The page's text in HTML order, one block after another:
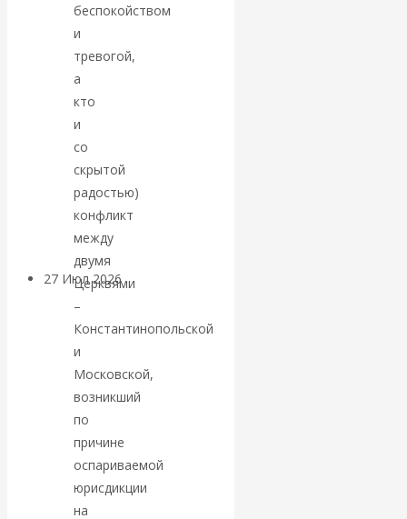
Валентин
Катасонов.
«Мировые
ростовщики»:
вчера и сегодня
27 Июл 2026Мировая
Валентин
КАтасонов.
«МЕТОД
ОТМЫВАНИЯ
беспокойством
и
тревогой,
а
кто
и
со
скрытой
радостью)
конфликт
между
двумя
Церквями
–
Константинопольской
и
Московской,
возникший
по
причине
оспариваемой
юрисдикции
на